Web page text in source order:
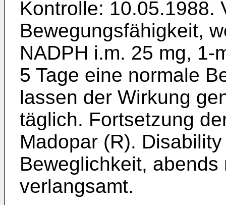
Kontrolle: 10.05.1988.
Bewegungsfähigkeit,
NADPH i.m. 25 mg, 1-
5 Tage eine normale
lassen der Wirkung
täglich. Fortsetzung
Madopar (R).
Beweglichkeit,
verlangsamt.